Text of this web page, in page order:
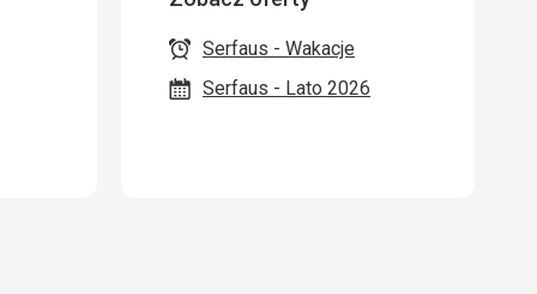
Serfaus - Wakacje
Serfaus - Lato 2026